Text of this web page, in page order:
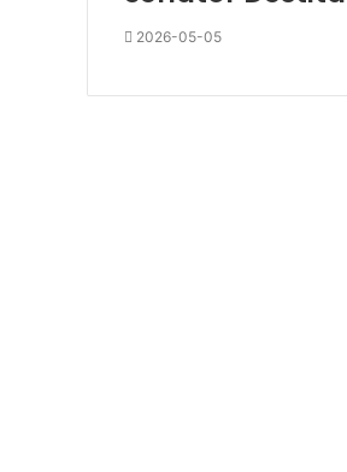
2026-05-05